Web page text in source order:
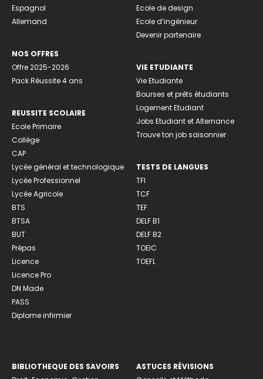
Espagnol
Allemand
NOS OFFRES
Offre 2025-2026
Pack Réussite 4 ans
REUSSITE SCOLAIRE
Ecole Primaire
Collège
CAP
Lycée général et technologique
Lycée Professionnel
Lycée Agricole
BTS
BTSA
BUT
Prépas
Licence
Licence Pro
DN Made
PASS
Diplome infirmier
Ecole de design
Ecole d’ingénieur
Devenir partenaire
VIE ETUDIANTE
Vie Etudiante
Bourses et prêts étudiants
Logement Etudiant
Jobs Etudiant et Alternance
Trouve ton job saisonnier
TESTS DE LANGUES
TFI
TCF
TEF
DELF B1
DELF B2
TOEIC
TOEFL
BIBLIOTHEQUE DES SAVOIRS
ASTUCES RÉVISIONS